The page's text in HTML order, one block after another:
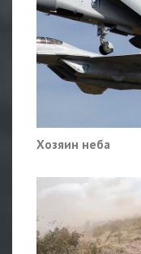
Хозяин неба